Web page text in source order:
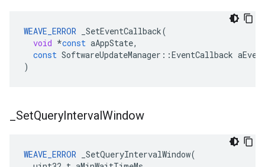
WEAVE_ERROR _SetEventCallback(
void *const aAppState,
const SoftwareUpdateManager ::EventCallback
)
SetQueryIntervalWindow
WEAVE_ERROR _SetQueryIntervalWindow(